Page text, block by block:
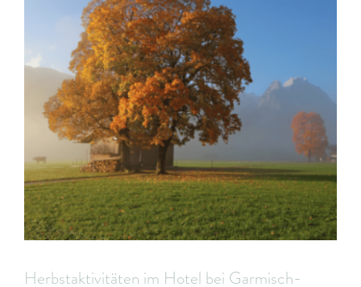
Herbstaktivitäten im Hotel bei Garmisch-